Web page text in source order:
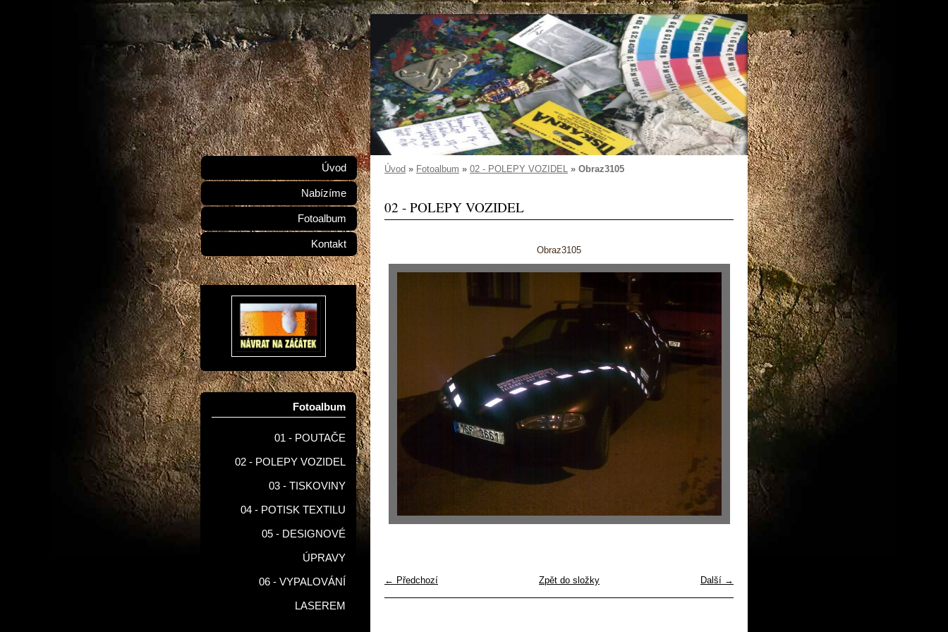
Úvod » Fotoalbum » 02 - POLEPY VOZIDEL » Obraz3105
02 - POLEPY VOZIDEL
Obraz3105
← Předchozí Další →
Zpět do složky
Úvod
Nabízíme
Fotoalbum
Kontakt
Fotoalbum
01 - POUTAČE
02 - POLEPY VOZIDEL
03 - TISKOVINY
04 - POTISK TEXTILU
05 - DESIGNOVÉ
ÚPRAVY
06 - VYPALOVÁNÍ
LASEREM